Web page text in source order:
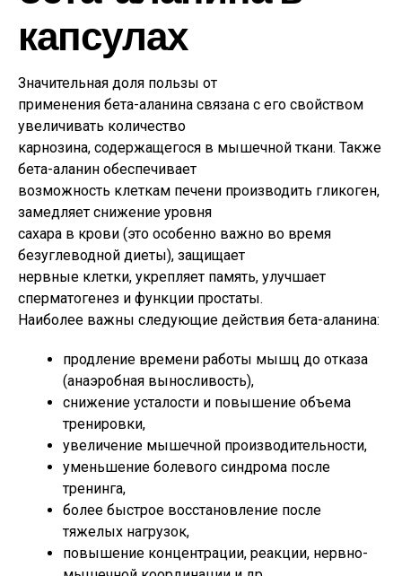
капсулах
Значительная доля пользы от
применения бета-аланина связана с его свойством
увеличивать количество
карнозина, содержащегося в мышечной ткани. Также
бета-аланин обеспечивает
возможность клеткам печени производить гликоген,
замедляет снижение уровня
сахара в крови (это особенно важно во время
безуглеводной диеты), защищает
нервные клетки, укрепляет память, улучшает
сперматогенез и функции простаты.
Наиболее важны следующие действия бета-аланина:
продление времени работы мышц до отказа
(анаэробная выносливость),
снижение усталости и повышение объема
тренировки,
увеличение мышечной производительности,
уменьшение болевого синдрома после
тренинга,
более быстрое восстановление после
тяжелых нагрузок,
повышение концентрации, реакции, нервно-